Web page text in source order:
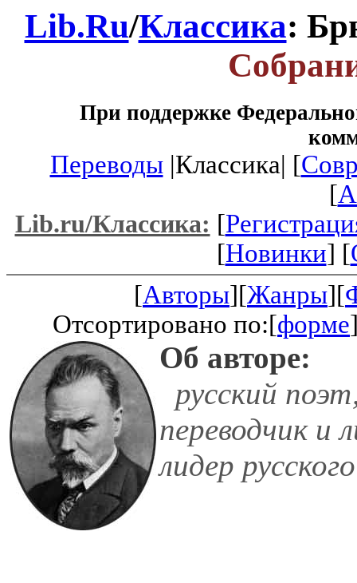
Lib.Ru/Классика:
При поддержке
Переводы|Классика| [
[
Lib.ru/Классика: [
[Новинки] [
[Авторы][Жанры][
Отсортировано по:[форме
Об авторе:
русский
переводчик и
лидер